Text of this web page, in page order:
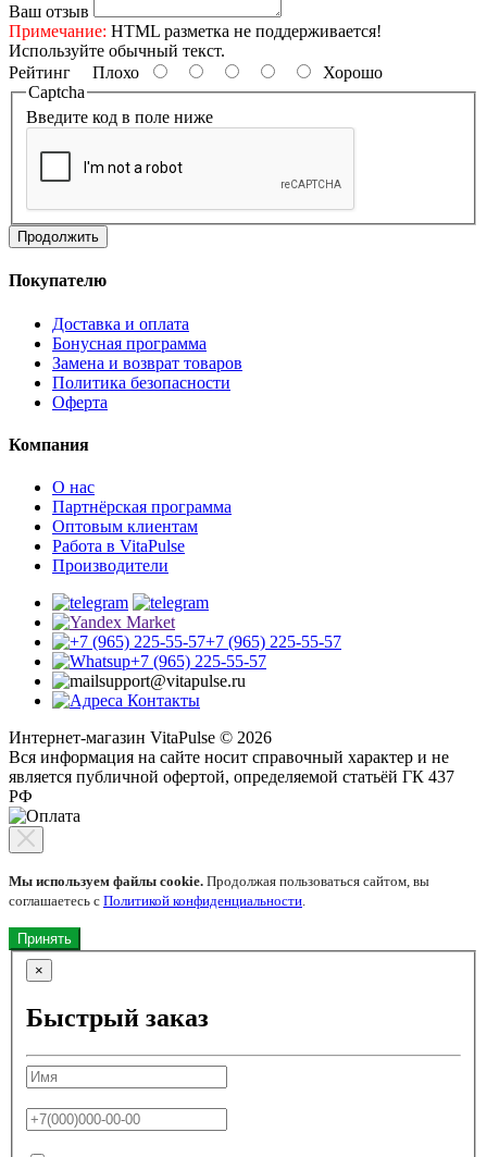
Ваш отзыв
Примечание: HTML разметка не поддерживается!
Используйте обычный текст.
Рейтинг Плохо
Хорошо
Captcha
Введите код в поле ниже
Продолжить
Покупателю
Доставка и оплата
Бонусная программа
Замена и возврат товаров
Политика безопасности
Оферта
Компания
О нас
Партнёрская программа
Оптовым клиентам
Работа в VitaPulse
Производители
+7 (965) 225-55-57
+7 (965) 225-55-57
support@vitapulse.ru
Контакты
Интернет-магазин VitaPulse © 2026
Вся информация на сайте носит справочный характер и не
является публичной офертой, определяемой статьёй ГК 437
РФ
Мы используем файлы cookie. Продолжая пользоваться сайтом, вы
соглашаетесь с Политикой конфиденциальности.
Принять
×
Быстрый заказ